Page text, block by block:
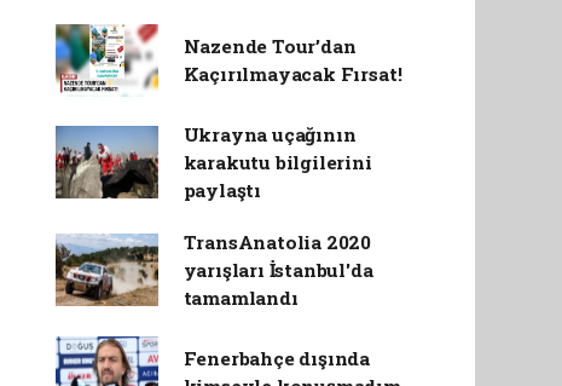
Nazende Tour’dan
Kaçırılmayacak Fırsat!
Ukrayna uçağının
karakutu bilgilerini
paylaştı
TransAnatolia 2020
yarışları İstanbul'da
tamamlandı
Fenerbahçe dışında